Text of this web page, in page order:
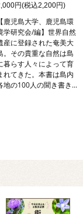
円(税込2,200円)
【鹿児島大学、鹿児島環
学研究会/編】世界自然
産に登録された奄美大
。その貴重な自然は島
暮らす人々によって育
れてきた。本書は島内
地の100人の聞き書き...